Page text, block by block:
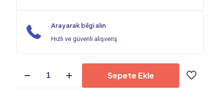
Arayarak bilgi alın
Hızlı ve güvenli alışveriş
Paneli
Sepete Ekle